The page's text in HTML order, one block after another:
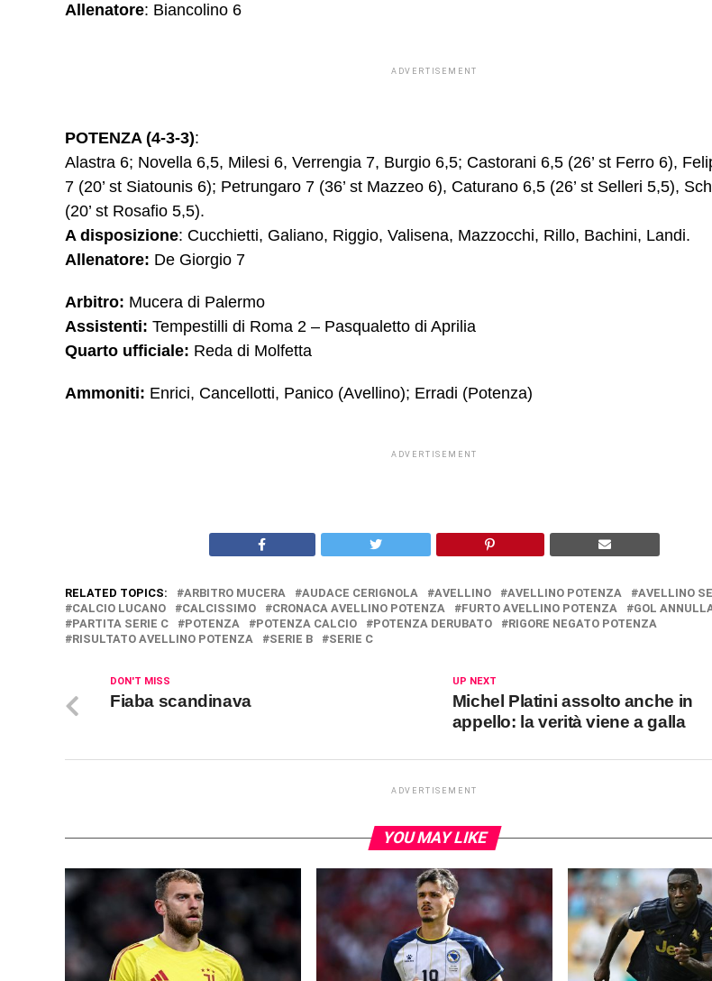
Allenatore: Biancolino 6
ADVERTISEMENT
POTENZA (4-3-3):
Alastra 6; Novella 6,5, Milesi 6, Verrengia 7, Burgio 6,5; Castorani 6,5 (26’ st Ferro 6),
7 (20’ st Siatounis 6); Petrungaro 7 (36’ st Mazzeo 6), Caturano 6,5 (26’ st Selleri 5,5),
(20’ st Rosafio 5,5).
A disposizione: Cucchietti, Galiano, Riggio, Valisena, Mazzocchi, Rillo, Bachini, Landi.
Allenatore: De Giorgio 7
Arbitro: Mucera di Palermo
Assistenti: Tempestilli di Roma 2 – Pasqualetto di Aprilia
Quarto ufficiale: Reda di Molfetta
Ammoniti: Enrici, Cancellotti, Panico (Avellino); Erradi (Potenza)
ADVERTISEMENT
RELATED TOPICS: ARBITRO MUCERA AUDACE CERIGNOLA AVELLINO AVELLINO POTENZA
AVELLINO
CALCIO LUCANO
CALCISSIMO CRONACA AVELLINO POTENZA FURTO AVELLINO POTENZA
GOL
PARTITA SERIE C
POTENZA POTENZA CALCIO POTENZA DERUBATO
RIGORE NEGATO POTENZA
RISULTATO AVELLINO POTENZA
SERIE B SERIE C
UP NEXT
Michel Platini assolto anche in
appello: la verità viene a galla
DON'T MISS
Fiaba scandinava
ADVERTISEMENT
YOU MAY LIKE